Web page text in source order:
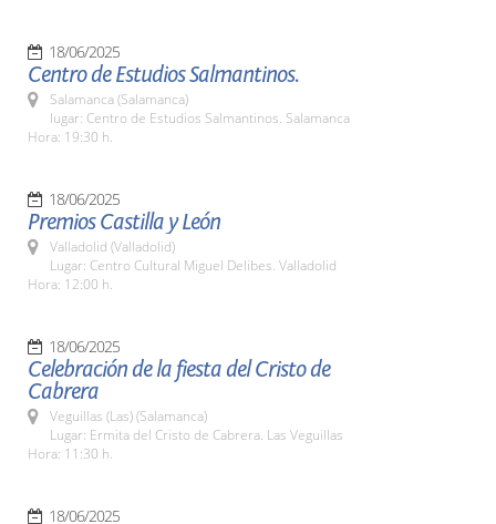
18/06/2025
Centro de Estudios Salmantinos.
Salamanca (Salamanca)
lugar: Centro de Estudios Salmantinos. Salamanca
Hora: 19:30 h.
18/06/2025
Premios Castilla y León
Valladolid (Valladolid)
Lugar: Centro Cultural Miguel Delibes. Valladolid
Hora: 12:00 h.
18/06/2025
Celebración de la fiesta del Cristo de
Cabrera
Veguillas (Las) (Salamanca)
Lugar: Ermita del Cristo de Cabrera. Las Veguillas
Hora: 11:30 h.
18/06/2025